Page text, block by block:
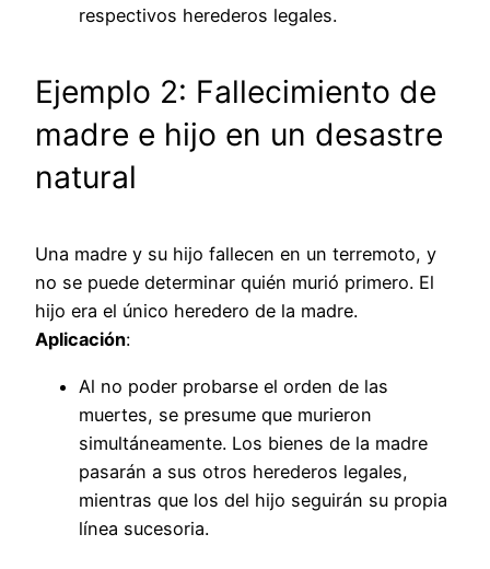
respectivos herederos legales.
Ejemplo 2: Fallecimiento de
madre e hijo en un desastre
natural
Una madre y su hijo fallecen en un terremoto, y
no se puede determinar quién murió primero. El
hijo era el único heredero de la madre.
Aplicación:
Al no poder probarse el orden de las
muertes, se presume que murieron
simultáneamente. Los bienes de la madre
pasarán a sus otros herederos legales,
mientras que los del hijo seguirán su propia
línea sucesoria.